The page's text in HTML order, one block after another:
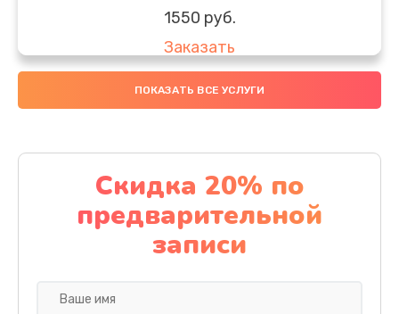
1550 руб.
Заказать
Настройка
Заказать
Ремонт кнопки
1200 руб.
Заказать
ПОКАЗАТЬ ВСЕ УСЛУГИ
Скидка 20% по
предварительной
записи